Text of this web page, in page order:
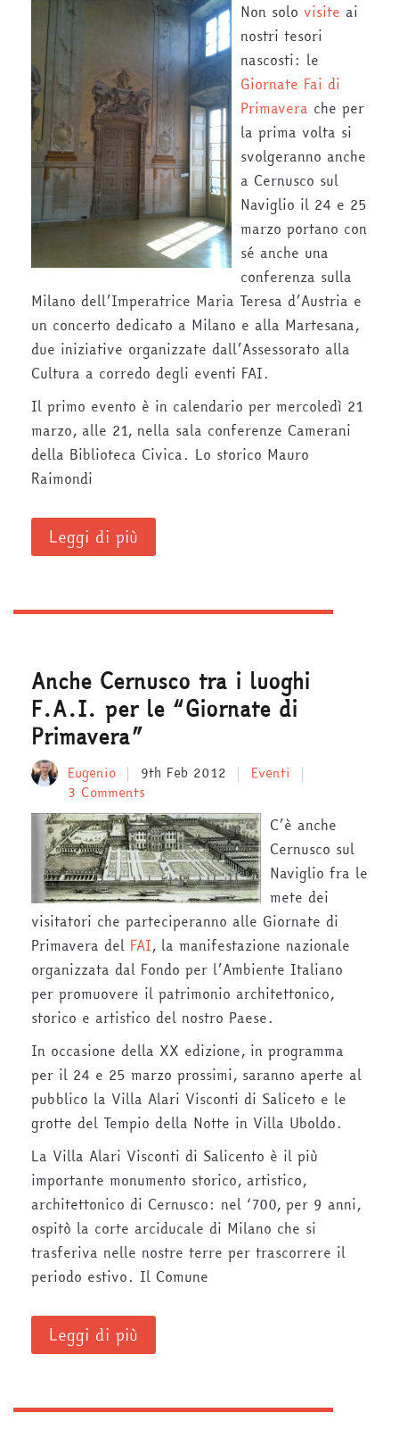
Non solo visite ai
nostri tesori
nascosti: le
Giornate Fai di
Primavera che per
la prima volta si
svolgeranno anche
a Cernusco sul
Naviglio il 24 e 25
marzo portano con
sé anche una
conferenza sulla
Milano dell’Imperatrice Maria Teresa d’Austria e
un concerto dedicato a Milano e alla Martesana,
due iniziative organizzate dall’Assessorato alla
Cultura a corredo degli eventi FAI.
Il primo evento è in calendario per mercoledì 21
marzo, alle 21, nella sala conferenze Camerani
della Biblioteca Civica. Lo storico Mauro
Raimondi
Leggi di più
Anche Cernusco tra i luoghi
F.A.I. per le “Giornate di
Primavera”
Eugenio 9th Feb 2012
Eventi
3 Comments
C’è anche
Cernusco sul
Naviglio fra le
mete dei
visitatori che parteciperanno alle Giornate di
Primavera del FAI, la manifestazione nazionale
organizzata dal Fondo per l’Ambiente Italiano
per promuovere il patrimonio architettonico,
storico e artistico del nostro Paese.
In occasione della XX edizione, in programma
per il 24 e 25 marzo prossimi, saranno aperte al
pubblico la Villa Alari Visconti di Saliceto e le
grotte del Tempio della Notte in Villa Uboldo.
La Villa Alari Visconti di Salicento è il più
importante monumento storico, artistico,
architettonico di Cernusco: nel ‘700, per 9 anni,
ospitò la corte arciducale di Milano che si
trasferiva nelle nostre terre per trascorrere il
periodo estivo. Il Comune
Leggi di più